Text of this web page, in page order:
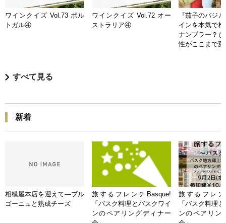
ワインクイズ Vol.73 ポル
トガル④
ワインクイズ Vol.72 オー
ストラリア④
『茄子のバジ
インを本気で
ナンプラー？
性がここまで
すべて見る
新着
相模屋本店を迎えて―ブル
ゴーニュと熟成チーズ
旅するフレンチBasque!
「バスク料理とバスクワイ
ンのペアリングディナー
旅するフレン
「バスク料理
ンのペアリン